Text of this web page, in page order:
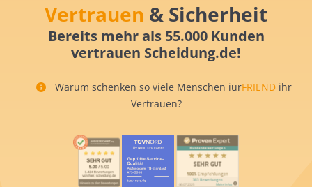
Vertrauen & Sicherheit
Bereits mehr als 55.000 Kunden
vertrauen Scheidung.de!
Warum schenken so viele Menschen iurFRIEND ihr
Vertrauen?